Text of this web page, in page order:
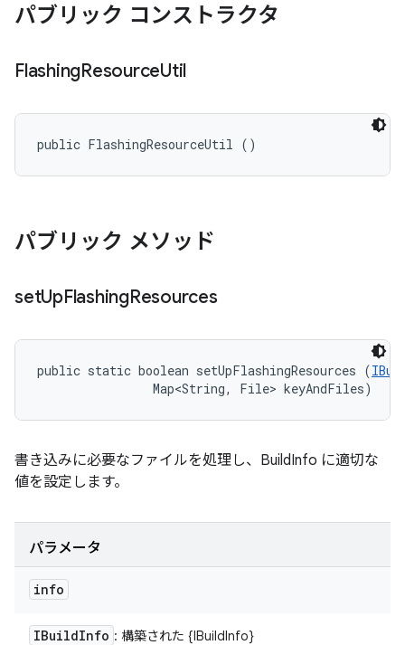
パブリック コンストラクタ
FlashingResourceUtil
public FlashingResourceUtil ()
パブリック メソッド
setUpFlashingResources
public static boolean setUpFlashingResources (
                Map<String, File> keyAndFiles)
書き込みに必要なファイルを処理し、BuildInfo に適切な
値を設定します。
パラメータ
info
IBuildInfo : 構築された {IBuildInfo}